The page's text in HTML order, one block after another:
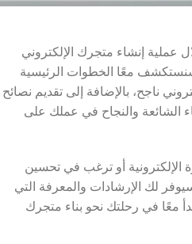
عملية إنشاء متجرك الإلكتروني
معًا الخطوات الرئيسية
ناجح، بالإضافة إلى تقديم نصائح
الشائعة والنجاح في عملك على
الإلكترونية أو ترغب في تحسين
لك الإرشادات والمعرفة التي
معًا في رحلتك نحو بناء متجرك